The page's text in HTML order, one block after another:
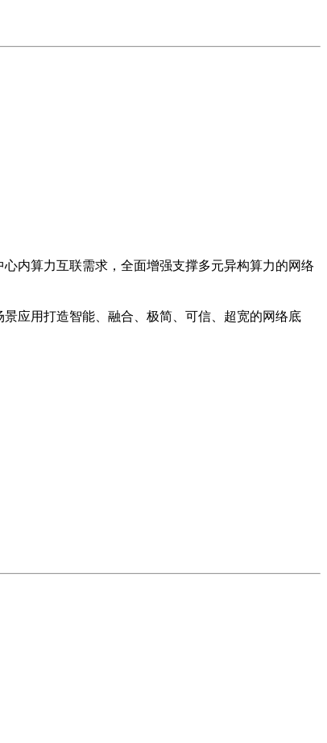
内算力互联需求，全面增强支撑多元异构算力的网络
应用打造智能、融合、极简、可信、超宽的网络底